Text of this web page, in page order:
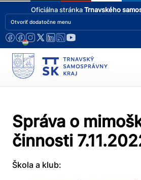
Oficiálna stránkaTrnavského
Otvoriť dodatočne menu
Správa o
činnosti
Škola a klub: